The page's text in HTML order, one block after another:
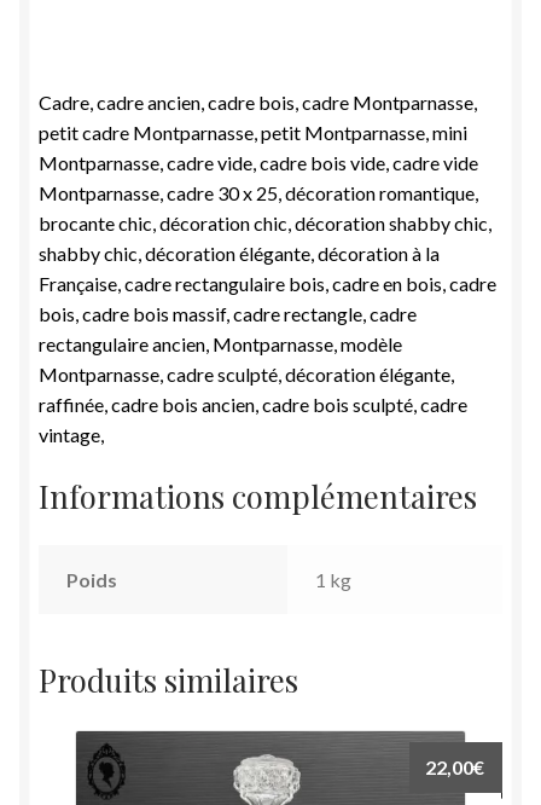
Cadre, cadre ancien, cadre bois, cadre Montparnasse,
petit cadre Montparnasse, petit Montparnasse, mini
Montparnasse, cadre vide, cadre bois vide, cadre vide
Montparnasse, cadre 30 x 25, décoration romantique,
brocante chic, décoration chic, décoration shabby chic,
shabby chic, décoration élégante, décoration à la
Française, cadre rectangulaire bois, cadre en bois, cadre
bois, cadre bois massif, cadre rectangle, cadre
rectangulaire ancien, Montparnasse, modèle
Montparnasse, cadre sculpté, décoration élégante,
raffinée, cadre bois ancien, cadre bois sculpté, cadre
vintage,
Informations complémentaires
Poids 1 kg
Produits similaires
22,00€